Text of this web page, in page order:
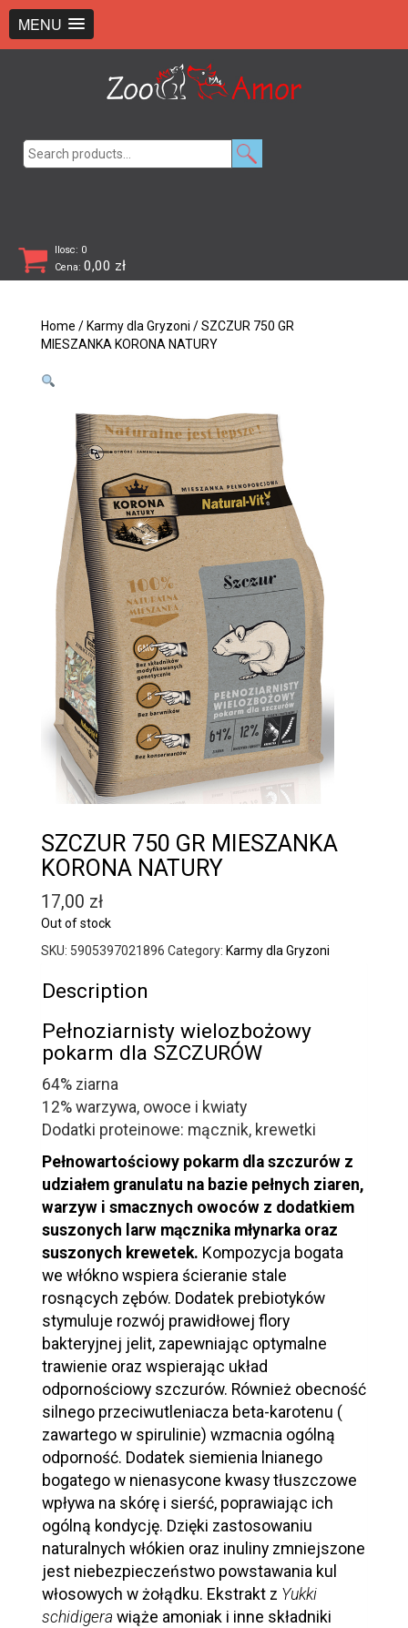
MENU
Ilosc: 0
Cena: 0,00 zł
Home / Karmy dla Gryzoni / SZCZUR 750 GR
MIESZANKA KORONA NATURY
SZCZUR 750 GR MIESZANKA
KORONA NATURY
17,00 zł
Out of stock
SKU: 5905397021896 Category: Karmy dla Gryzoni
Description
Pełnoziarnisty wielozbożowy
pokarm dla SZCZURÓW
64% ziarna
12% warzywa, owoce i kwiaty
Dodatki proteinowe: mącznik, krewetki
Pełnowartościowy pokarm dla szczurów z
udziałem granulatu na bazie pełnych ziaren,
warzyw i smacznych owoców z dodatkiem
suszonych larw mącznika młynarka oraz
suszonych krewetek. Kompozycja bogata
we włókno wspiera ścieranie stale
rosnących zębów. Dodatek prebiotyków
stymuluje rozwój prawidłowej flory
bakteryjnej jelit, zapewniając optymalne
trawienie oraz wspierając układ
odpornościowy szczurów. Również obecność
silnego przeciwutleniacza beta-karotenu (
zawartego w spirulinie) wzmacnia ogólną
odporność. Dodatek siemienia lnianego
bogatego w nienasycone kwasy tłuszczowe
wpływa na skórę i sierść, poprawiając ich
ogólną kondycję. Dzięki zastosowaniu
naturalnych włókien oraz inuliny zmniejszone
jest niebezpieczeństwo powstawania kul
włosowych w żołądku. Ekstrakt z Yukki
schidigera wiąże amoniak i inne składniki